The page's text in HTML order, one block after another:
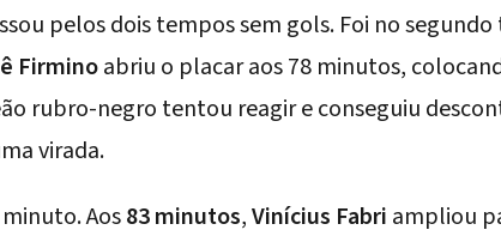
pelos dois tempos sem gols. Foi no
Firminoabriu o placar aos 78 minutos,
rubro-negro tentou reagir e conseguiu
virada.
Aos83 minutos,Vinícius Fabri ampliou